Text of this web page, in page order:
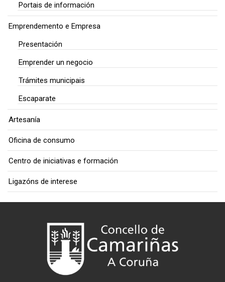
Portais de información
Emprendemento e Empresa
Presentación
Emprender un negocio
Trámites municipais
Escaparate
Artesanía
Oficina de consumo
Centro de iniciativas e formación
Ligazóns de interese